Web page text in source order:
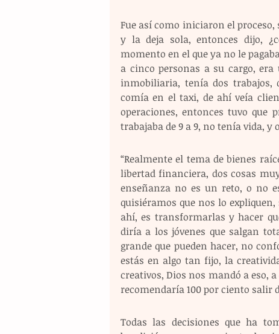
Fue así como iniciaron el proceso,
y la deja sola, entonces dijo,
momento en el que ya no le
a cinco personas a su cargo,
inmobiliaria, tenía dos trabajos,
comía en el taxi, de ahí veía
operaciones, entonces tuvo
trabajaba de 9 a 9, no tenía vida, y
“Realmente el tema de bienes
libertad financiera, dos cosas
enseñanza no es un reto, o no
quisiéramos que nos lo
ahí, es transformarlas y hacer
diría a los jóvenes que salgan
grande que pueden hacer, no
estás en algo tan fijo, la
creativos, Dios nos mandó a eso,
recomendaría 100 por ciento salir
Todas las decisiones que ha